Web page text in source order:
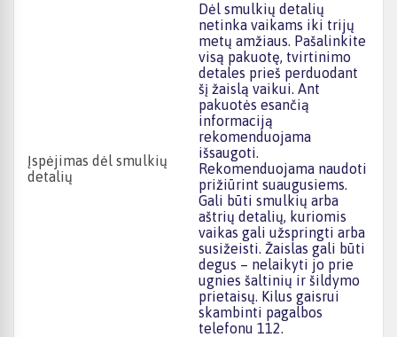
Įspėjimas dėl smulkių
detalių
Dėl smulkių detalių
netinka vaikams iki trijų
metų amžiaus. Pašalinkite
visą pakuotę, tvirtinimo
detales prieš perduodant
šį žaislą vaikui. Ant
pakuotės esančią
informaciją
rekomenduojama
išsaugoti.
Rekomenduojama naudoti
prižiūrint suaugusiems.
Gali būti smulkių arba
aštrių detalių, kuriomis
vaikas gali užspringti arba
susižeisti. Žaislas gali būti
degus – nelaikyti jo prie
ugnies šaltinių ir šildymo
prietaisų. Kilus gaisrui
skambinti pagalbos
telefonu 112.